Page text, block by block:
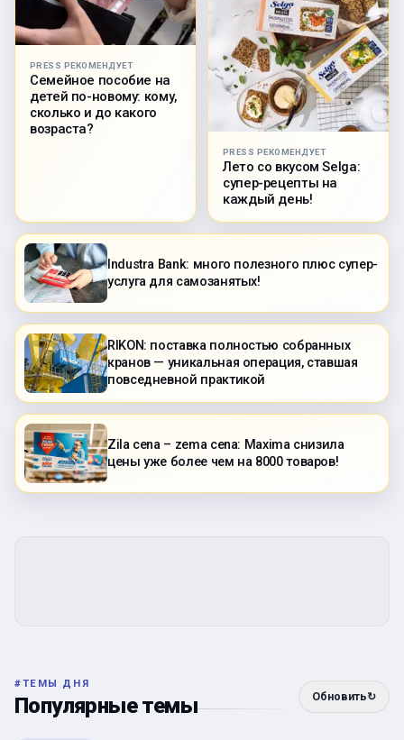
PRESS РЕКОМЕНДУЕТ
Семейное пособие на
детей по-новому: кому,
сколько и до какого
возраста?
PRESS РЕКОМЕНДУЕТ
Лето со вкусом Selga:
супер-рецепты на
каждый день!
Industra Bank: много полезного плюс супер-
услуга для самозанятых!
RIKON: поставка полностью собранных
кранов — уникальная операция, ставшая
повседневной практикой
Zila cena – zema cena: Maxima снизила
цены уже более чем на 8000 товаров!
#ТЕМЫ ДНЯ
Популярные темы Обновить↻